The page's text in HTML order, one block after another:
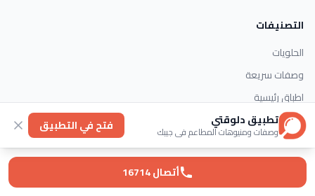
أتصال 16714
التصنيفات
الحلويات
وصفات سريعة
اطباق رئيسية
حلويات غربية
اتصل بنا
تطبيق دلوقتي
وصفات ومنيوهات المطاعم في جيبك فتح في التطبيق